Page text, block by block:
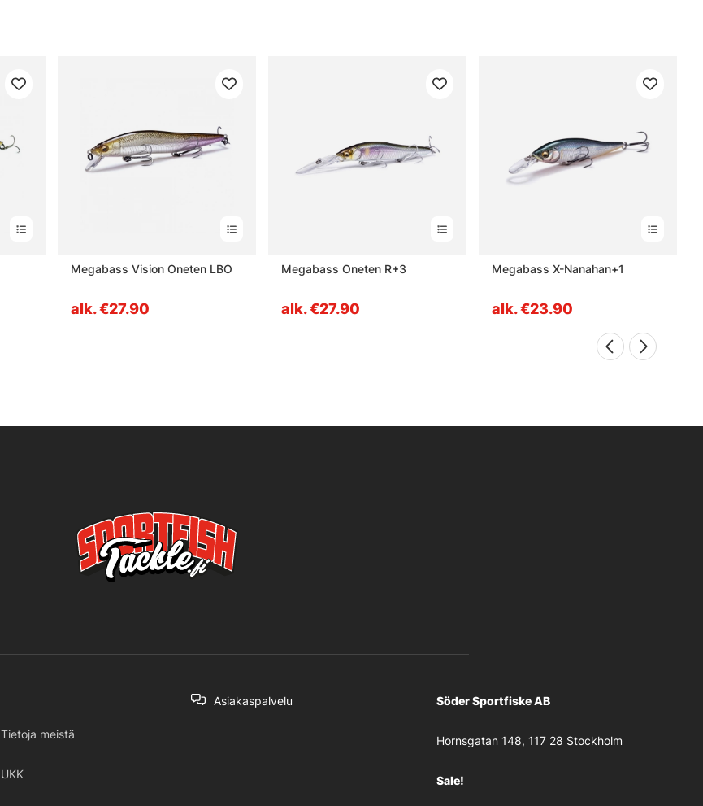
Megabass Vision Oneten LBO
alk. €27.90
Megabass Oneten R+3
alk. €27.90
Megabass X-Nanahan+1
alk. €23.90
Tietoja meistä
UKK
Asiakaspalvelu Söder Sportfiske AB
Hornsgatan 148, 117 28 Stockholm
Sale!